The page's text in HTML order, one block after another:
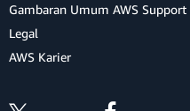
Gambaran Umum AWS Support
Legal
AWS Karier